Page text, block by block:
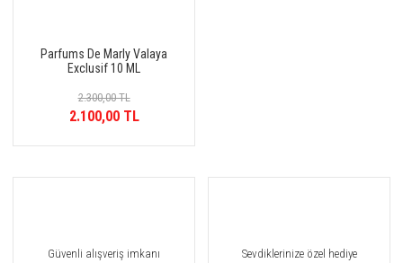
Parfums De Marly Valaya
Exclusif 10 ML
2.300,00 TL
2.100,00 TL
Güvenli alışveriş imkanı
Sevdiklerinize özel hediye